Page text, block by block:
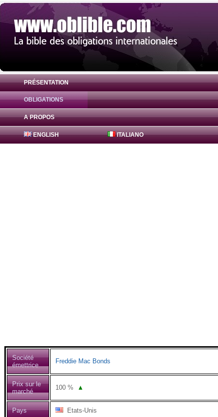
PRÉSENTATION
OBLIGATIONS
A PROPOS
ENGLISH ITALIANO
Obligation Freddie Mac Bonds 0.82% (
Société
émettrice
Freddie Mac Bonds
Prix sur le
marché
100 % ▲
Pays Etats-Unis